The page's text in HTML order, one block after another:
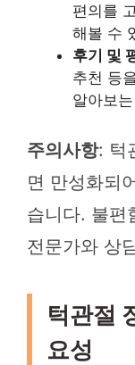
편의를
해볼 수
후기 및
추천 등
알아보
주의사항: 턱
면 만성화되
습니다. 불편
전문가와 상
턱관절
요성